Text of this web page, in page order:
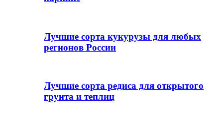
Лучшие сорта кукурузы для любых
регионов России
Лучшие сорта редиса для открытого
грунта и теплиц